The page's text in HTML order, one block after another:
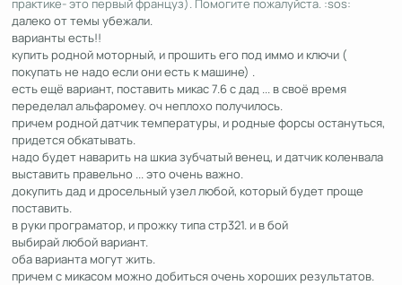
практике- это первый француз). Помогите пожалуйста. :sos:
далеко от темы убежали.
варианты есть!!
купить родной моторный, и прошить его под иммо и ключи (
покупать не надо если они есть к машине) .
есть ещё вариант, поставить микас 7.6 с дад ... в своё время
переделал альфаромеу. оч неплохо получилось.
причем родной датчик температуры, и родные форсы остануться,
придется обкатывать.
надо будет наварить на шкиa зубчатый венец, и датчик коленвала
выставить правельно ... это очень важно.
докупить дад и дросельный узел любой, который будет проще
поставить.
в руки програматор, и прожку типа стр321. и в бой
выбирай любой вариант.
оба варианта могут жить.
причем с микасом можно добиться очень хороших результатов.